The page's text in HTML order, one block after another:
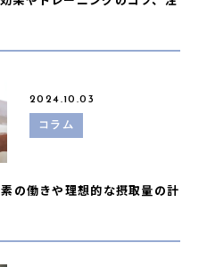
2024.10.03
コラム
の働きや理想的な摂取量の計